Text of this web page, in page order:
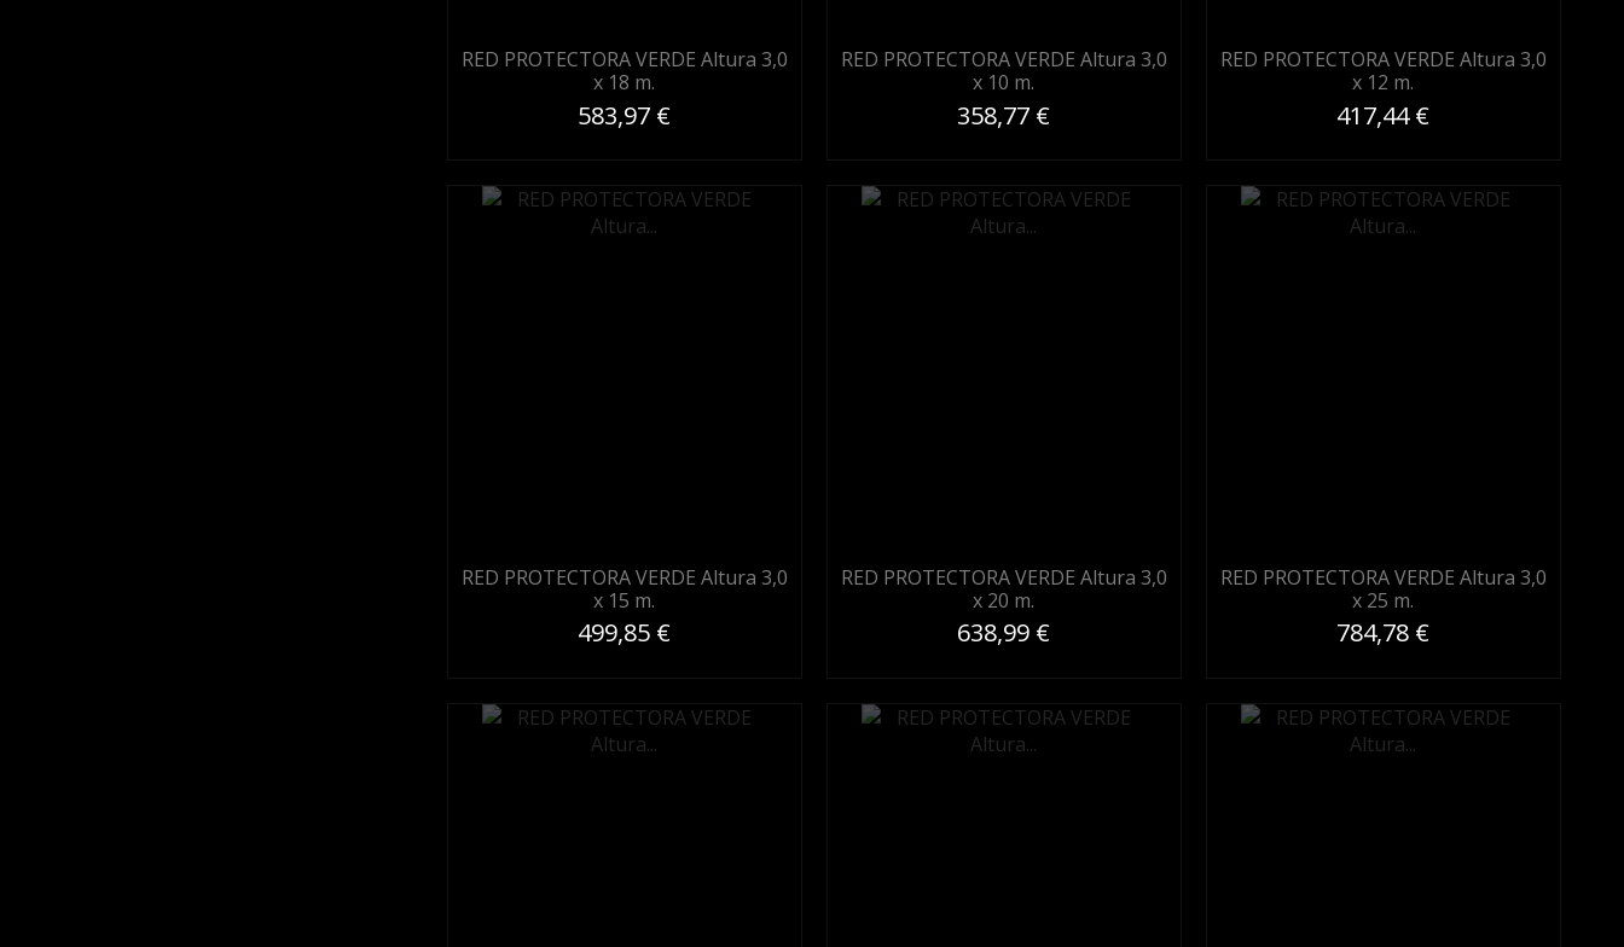
RED PROTECTORA VERDE Altura 3,0
x 18 m.
583,97 €
RED PROTECTORA VERDE Altura 3,0
x 10 m.
358,77 €
RED PROTECTORA VERDE Altura 3,0
x 12 m.
417,44 €
RED PROTECTORA VERDE Altura 3,0
x 15 m.
499,85 €
RED PROTECTORA VERDE Altura 3,0
x 20 m.
638,99 €
RED PROTECTORA VERDE Altura 3,0
x 25 m.
784,78 €